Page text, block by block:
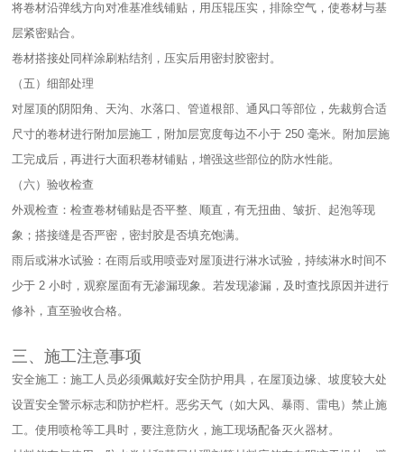
将卷材沿弹线方向对准基准线铺贴，用压辊压实，排除空气，使卷材与基
层紧密贴合。​
卷材搭接处同样涂刷粘结剂，压实后用密封胶密封。​
（五）细部处理​
对屋顶的阴阳角、天沟、水落口、管道根部、通风口等部位，先裁剪合适
尺寸的卷材进行附加层施工，附加层宽度每边不小于 250 毫米。附加层施
工完成后，再进行大面积卷材铺贴，增强这些部位的防水性能。​
（六）验收检查​
外观检查：检查卷材铺贴是否平整、顺直，有无扭曲、皱折、起泡等现
象；搭接缝是否严密，密封胶是否填充饱满。​
雨后或淋水试验：在雨后或用喷壶对屋顶进行淋水试验，持续淋水时间不
少于 2 小时，观察屋面有无渗漏现象。若发现渗漏，及时查找原因并进行
修补，直至验收合格。​
三、施工注意事项​
安全施工：施工人员必须佩戴好安全防护用具，在屋顶边缘、坡度较大处
设置安全警示标志和防护栏杆。恶劣天气（如大风、暴雨、雷电）禁止施
工。使用喷枪等工具时，要注意防火，施工现场配备灭火器材。​